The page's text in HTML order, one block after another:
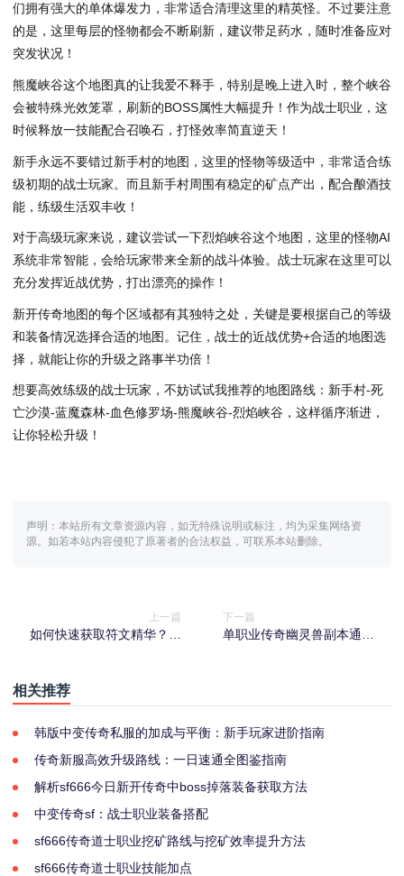
们拥有强大的单体爆发力，非常适合清理这里的精英怪。不过要注意
的是，这里每层的怪物都会不断刷新，建议带足药水，随时准备应对
突发状况！
熊魔峡谷这个地图真的让我爱不释手，特别是晚上进入时，整个峡谷
会被特殊光效笼罩，刷新的BOSS属性大幅提升！作为战士职业，这
时候释放一技能配合召唤石，打怪效率简直逆天！
新手永远不要错过新手村的地图，这里的怪物等级适中，非常适合练
级初期的战士玩家。而且新手村周围有稳定的矿点产出，配合酿酒技
能，练级生活双丰收！
对于高级玩家来说，建议尝试一下烈焰峡谷这个地图，这里的怪物AI
系统非常智能，会给玩家带来全新的战斗体验。战士玩家在这里可以
充分发挥近战优势，打出漂亮的操作！
新开传奇地图的每个区域都有其独特之处，关键是要根据自己的等级
和装备情况选择合适的地图。记住，战士的近战优势+合适的地图选
择，就能让你的升级之路事半功倍！
想要高效练级的战士玩家，不妨试试我推荐的地图路线：新手村-死
亡沙漠-蓝魔森林-血色修罗场-熊魔峡谷-烈焰峡谷，这样循序渐进，
让你轻松升级！
声明：本站所有文章资源内容，如无特殊说明或标注，均为采集网络资
源。如若本站内容侵犯了原著者的合法权益，可联系本站删除。
上一篇
如何快速获取符文精华？迷
下一篇
单职业传奇幽灵兽副本通关
相关推荐
韩版中变传奇私服的加成与平衡：新手玩家进阶指南
传奇新服高效升级路线：一日速通全图鉴指南
解析sf666今日新开传奇中boss掉落装备获取方法
中变传奇sf：战士职业装备搭配
sf666传奇道士职业挖矿路线与挖矿效率提升方法
sf666传奇道士职业技能加点